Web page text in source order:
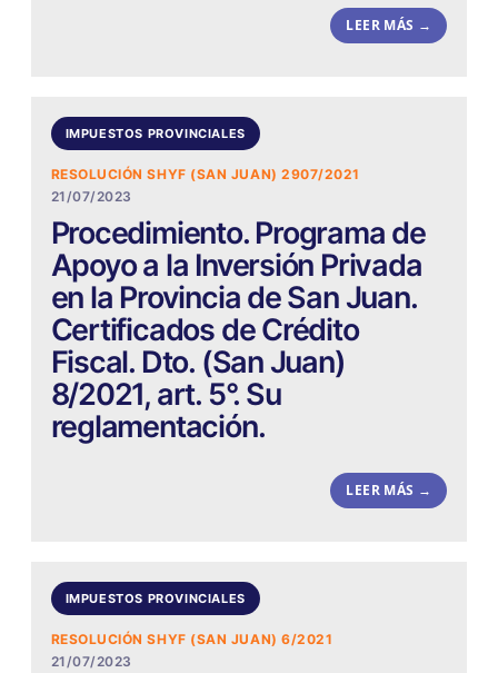
LEER MÁS →
IMPUESTOS PROVINCIALES
RESOLUCIÓN SHYF (SAN JUAN) 2907/2021
21/07/2023
Procedimiento. Programa de
Apoyo a la Inversión Privada
en la Provincia de San Juan.
Certificados de Crédito
Fiscal. Dto. (San Juan)
8/2021, art. 5°. Su
reglamentación.
LEER MÁS →
IMPUESTOS PROVINCIALES
RESOLUCIÓN SHYF (SAN JUAN) 6/2021
21/07/2023